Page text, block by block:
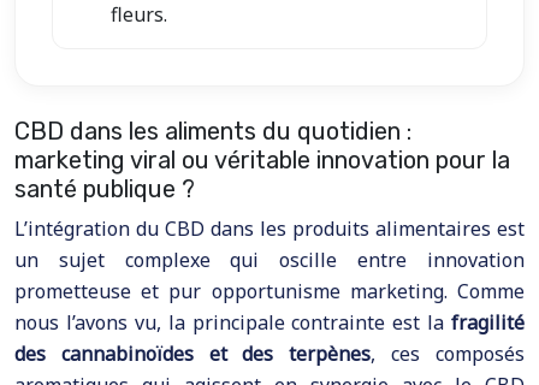
fleurs.
CBD dans les aliments du quotidien :
marketing viral ou véritable innovation pour la
santé publique ?
L’intégration du CBD dans les produits alimentaires est
un sujet complexe qui oscille entre innovation
prometteuse et pur opportunisme marketing. Comme
nous l’avons vu, la principale contrainte est la fragilité
des cannabinoïdes et des terpènes, ces composés